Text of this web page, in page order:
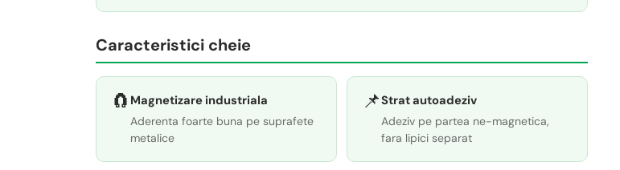
Caracteristici cheie
🧲 Magnetizare industriala
Aderenta foarte buna pe suprafete
metalice
📌Strat autoadeziv
Adeziv pe partea ne-magnetica,
fara lipici separat